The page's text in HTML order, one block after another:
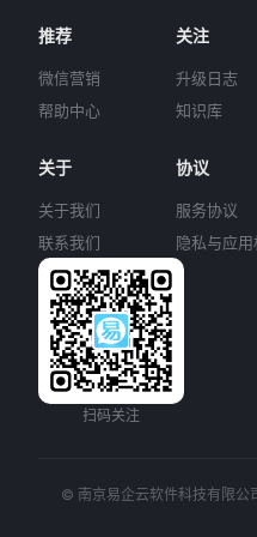
推荐
微信营销
帮助中心
关注
升级日志
知识库
关于
关于我们
联系我们
协议
服务协议
隐私与应用
扫码关注
© 南京易企云软件科技有限公